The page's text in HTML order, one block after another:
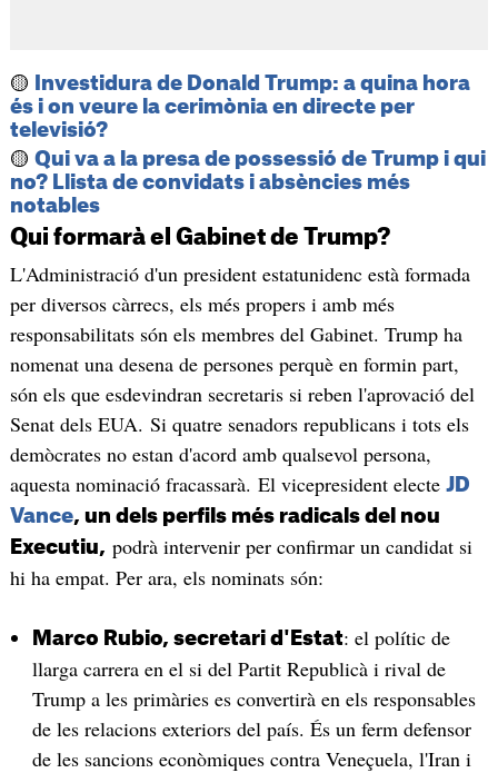
🟡
Investidura de Donald Trump: a quina hora
és i on veure la cerimònia en directe per
televisió?
🟡 Qui va a la presa de possessió de Trump i qui
no? Llista de convidats i absències més
notables
Qui formarà el Gabinet de Trump?
L'Administració d'un president estatunidenc està formada
per diversos càrrecs, els més propers i amb més
responsabilitats són els membres del Gabinet. Trump ha
nomenat una desena de persones perquè en formin part,
són els que esdevindran secretaris si reben l'aprovació del
Senat dels EUA. Si quatre senadors republicans i tots els
demòcrates no estan d'acord amb qualsevol persona,
aquesta nominació fracassarà. El vicepresident electe JD
Vance, un dels perfils més radicals del nou
Executiu, podrà intervenir per confirmar un candidat si
hi ha empat. Per ara, els nominats són:
Marco Rubio, secretari d'Estat: el polític de
llarga carrera en el si del Partit Republicà i rival de
Trump a les primàries es convertirà en els responsables
de les relacions exteriors del país. És un ferm defensor
de les sancions econòmiques contra Veneçuela, l'Iran i